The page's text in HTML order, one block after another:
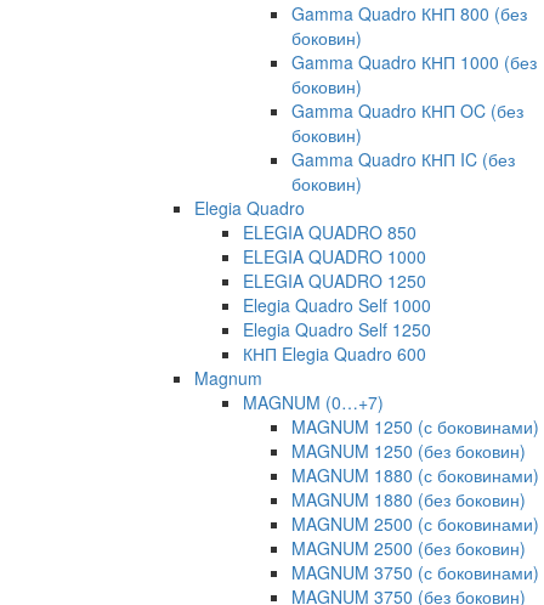
Gamma Quadro КНП 800 (без
боковин)
Gamma Quadro КНП 1000 (без
боковин)
Gamma Quadro КНП OC (без
боковин)
Gamma Quadro КНП IC (без
боковин)
Elegia Quadro
ELEGIA QUADRO 850
ELEGIA QUADRO 1000
ELEGIA QUADRO 1250
Elegia Quadro Self 1000
Elegia Quadro Self 1250
КНП Elegia Quadro 600
Magnum
MAGNUM (0…+7)
MAGNUM 1250 (с боковинами)
MAGNUM 1250 (без боковин)
MAGNUM 1880 (с боковинами)
MAGNUM 1880 (без боковин)
MAGNUM 2500 (с боковинами)
MAGNUM 2500 (без боковин)
MAGNUM 3750 (с боковинами)
MAGNUM 3750 (без боковин)